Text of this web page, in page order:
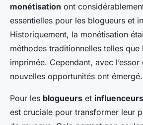
monétisation ont
essentielles pour les blogueurs et
Historiquement, la monétisation
méthodes traditionnelles telles
imprimée. Cependant, avec l’essor
nouvelles opportunités ont émergé.
Pour les blogueurs et influenceurs
est cruciale pour transformer leur